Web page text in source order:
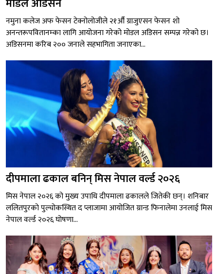
नमुना कलेज अफ फेसन टेक्नोलोजीले २१औँ ग्राजुएसन फेसन शो
अनन्तरूपवितानम्का लागि आयोजना गरेको मोडल अडिसन सम्पन्न गरेको छ।
अडिसनमा करिब २०० जनाले सहभागिता जनाएका...
दीपमाला ढकाल बनिन् मिस नेपाल वर्ल्ड २०२६
मिस नेपाल २०२६ को मुख्य उपाधि दीपमाला ढकालले जितेकी छन्। शनिबार
ललितपुरको पुल्चोकस्थित द प्लाजामा आयोजित ग्रान्ड फिनालेमा उनलाई मिस
नेपाल वर्ल्ड २०२६ घोषणा...